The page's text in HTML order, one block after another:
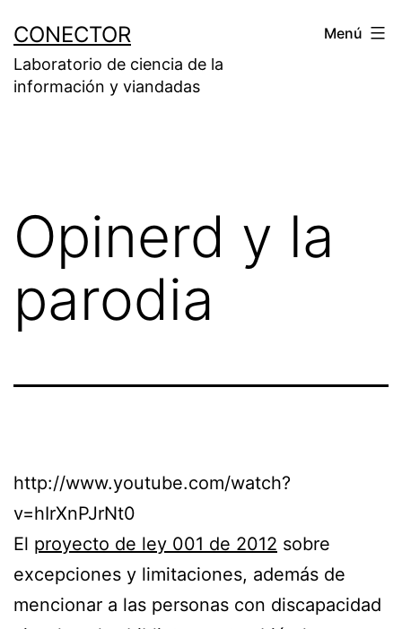
contenido
CONECTOR
Laboratorio de ciencia de la
información y viandadas
Menú
Opinerd y la
parodia
http://www.youtube.com/watch?
v=hIrXnPJrNt0
El proyecto de ley 001 de 2012 sobre
excepciones y limitaciones, además de
mencionar a las personas con discapacidad